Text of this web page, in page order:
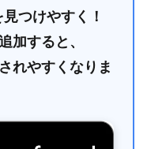
つけやすく！
加すると、
れやすくなりま